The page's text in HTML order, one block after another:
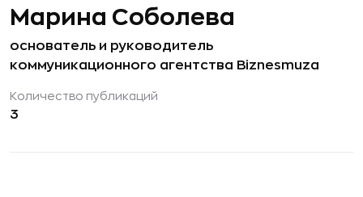
Марина Соболева
основатель и руководитель
коммуникационного агентства Biznesmuza
Количество публикаций
3